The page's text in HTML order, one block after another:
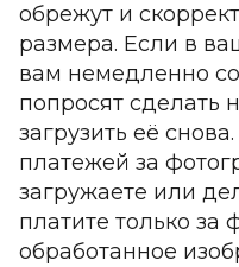
обрежут и
размера. Если в
вам немедленно
попросят
загрузить её
платежей за
загружаете или
платите только за
обработанное